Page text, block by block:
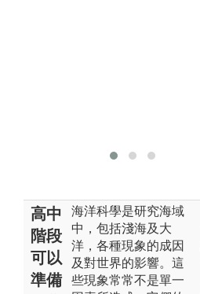
高中
階段
可以
準備
海洋科學是研究海域
中，包括淺海及大
洋，各種現象的成因
及對世界的影響。這
些現象常常不是單一